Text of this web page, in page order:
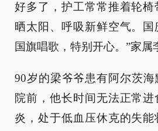
好多了，护工常常推着轮椅
晒太阳、呼吸新鲜空气。
国旗唱歌，特别开心。”家属
90岁的梁爷爷患有阿尔茨海
院前，他长时间无法正常
炎，处于低血压休克的失能